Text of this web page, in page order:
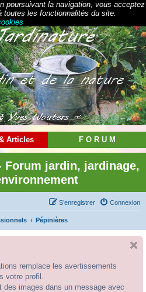
poursuivant la navigation, vous acceptez
toutes les fonctionnalités du site.
Articles F O R U M
Forum jardin, jardinage,
Connexion
S’enregistrer
Pépinières
remplace les avertissements
votre profil.
des images dans un message avec